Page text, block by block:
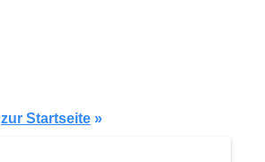
zur Startseite»